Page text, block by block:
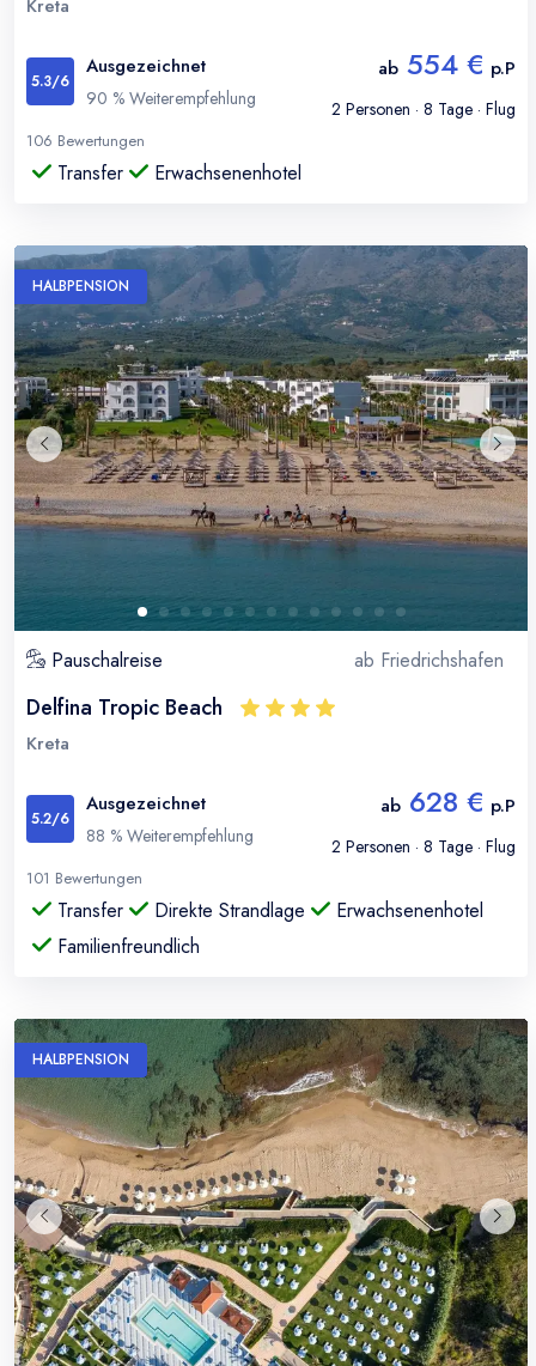
Kreta
5.3/6
Ausgezeichnet
90 % Weiterempfehlung
ab 554 € p.P
2 Personen · 8 Tage · Flug
106 Bewertungen
Transfer Erwachsenenhotel
Pauschalreise ab Friedrichshafen
HALBPENSION
Delfina Tropic Beach
Kreta
5.2/6
Ausgezeichnet
88 % Weiterempfehlung
ab 628 € p.P
2 Personen · 8 Tage · Flug
101 Bewertungen
Transfer Direkte Strandlage
Erwachsenenhotel
Familienfreundlich
HALBPENSION